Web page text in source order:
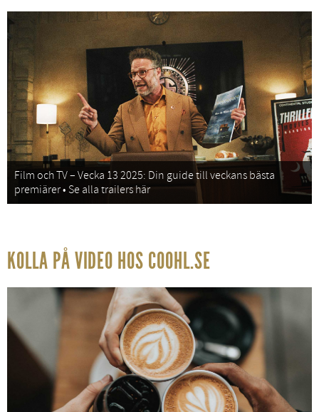
Film och TV – Vecka 13 2025: Din guide till veckans bästa
premiärer • Se alla trailers här
KOLLA PÅ VIDEO HOS COOHL.SE